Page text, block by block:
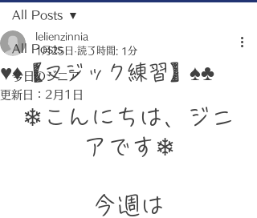
All Posts
今日のジニア
All Posts
♥♦【マジック練習】♠♣
lelienzinnia
1月25日 読了時間: 1分
更新日： 2月1日
❄こんにちは、ジニ
アです❄⁡⁡⁡
今週は